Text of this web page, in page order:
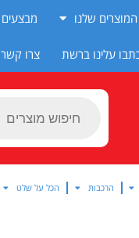
המוצרים שלנו מבצעים
עלינו ברשת צרו קשר
Products
הרכבות הכל על שלט